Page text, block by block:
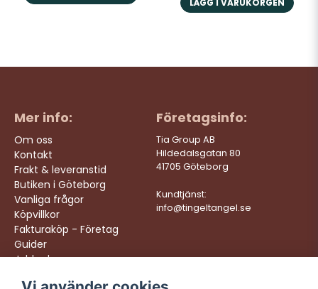
Mer info:
Om oss
Kontakt
Frakt & leveranstid
Butiken i Göteborg
Vanliga frågor
Köpvillkor
Fakturaköp - Företag
Guider
Jobba hos oss
Företagsinfo:
Tia Group AB
Hildedalsgatan 80
41705 Göteborg
Kundtjänst:
info@tingeltangel.se